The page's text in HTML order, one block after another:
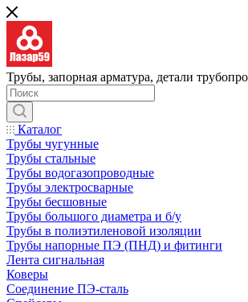
Трубы, запорная арматура, детали
Каталог
Трубы чугунные
Трубы стальные
Трубы водогазопроводные
Трубы электросварные
Трубы бесшовные
Трубы большого диаметра и б/у
Трубы в полиэтиленовой изоляции
Трубы напорные ПЭ (ПНД) и фитинги
Лента сигнальная
Коверы
Соединение ПЭ-сталь